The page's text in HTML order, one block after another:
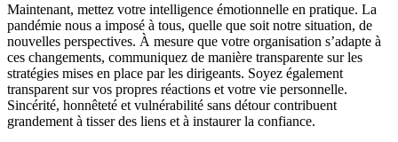
Maintenant, mettez votre intelligence émotionnelle en pratique. La
pandémie nous a imposé à tous, quelle que soit notre situation, de
nouvelles perspectives. À mesure que votre organisation s’adapte à
ces changements, communiquez de manière transparente sur les
stratégies mises en place par les dirigeants. Soyez également
transparent sur vos propres réactions et votre vie personnelle.
Sincérité, honnêteté et vulnérabilité sans détour contribuent
grandement à tisser des liens et à instaurer la confiance.